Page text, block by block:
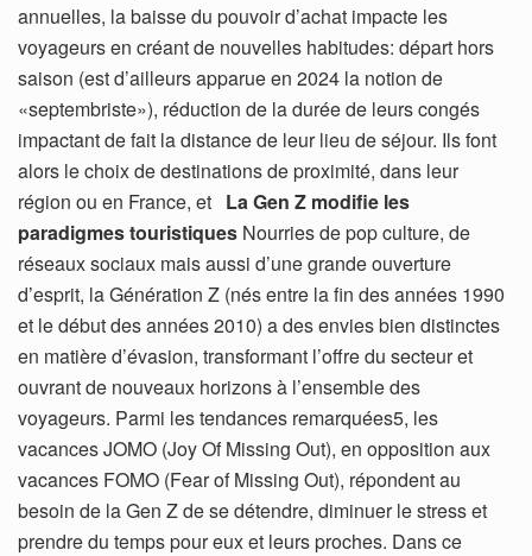
annuelles, la baisse du pouvoir d’achat impacte les
voyageurs en créant de nouvelles habitudes: départ hors
saison (est d’ailleurs apparue en 2024 la notion de
«septembriste»), réduction de la durée de leurs congés
impactant de fait la distance de leur lieu de séjour. Ils font
alors le choix de destinations de proximité, dans leur
région ou en France, et La Gen Z modifie les
paradigmes touristiques Nourries de pop culture, de
réseaux sociaux mais aussi d’une grande ouverture
d’esprit, la Génération Z (nés entre la fin des années 1990
et le début des années 2010) a des envies bien distinctes
en matière d’évasion, transformant l’offre du secteur et
ouvrant de nouveaux horizons à l’ensemble des
voyageurs. Parmi les tendances remarquées5, les
vacances JOMO (Joy Of Missing Out), en opposition aux
vacances FOMO (Fear of Missing Out), répondent au
besoin de la Gen Z de se détendre, diminuer le stress et
prendre du temps pour eux et leurs proches. Dans ce